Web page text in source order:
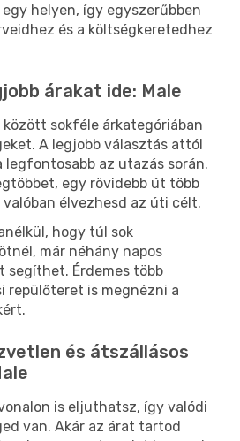
helyen, így egyszerűbben
és a költségkeretedhez
árakat ide: Male
között sokféle árkategóriában
A legjobb választás attól
legfontosabb az utazás során.
egy rövidebb út több
élvezhesd az úti célt.
hogy túl sok
már néhány napos
segíthet. Érdemes több
repülőteret is megnézni a
és átszállásos
is eljuthatsz, így valódi
van. Akár az árat tartod